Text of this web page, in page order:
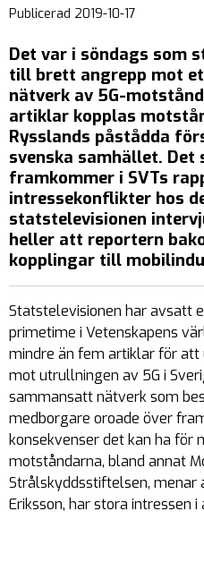
Publicerad 2019-10-17
Det var i söndags som
till brett angrepp mot
nätverk av 5G-
artiklar kopplas
Rysslands påstådda
svenska samhället. Det
framkommer i SVTs
intressekonflikter hos
statstelevisionen
heller att reportern
kopplingar till
Statstelevisionen har avsatt
primetime i Vetenskapens
mindre än fem artiklar för
mot utrullningen av 5G i
sammansatt nätverk som
medborgare oroade över
konsekvenser det kan ha för
motståndarna, bland annat
Strålskyddsstiftelsen, menar
Eriksson, har stora intressen